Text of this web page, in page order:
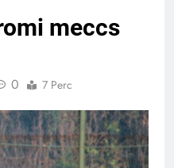
meccs
0 7 Perc